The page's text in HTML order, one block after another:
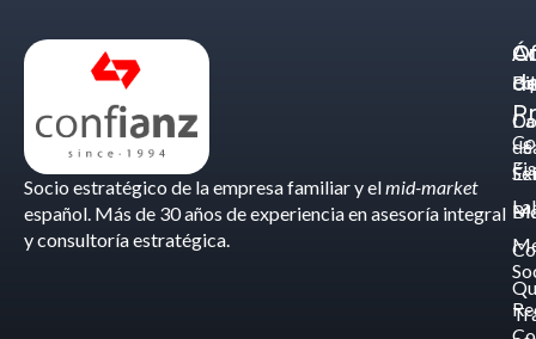
Socio estratégico de la empresa familiar y elmid-market
español. Más de 30 años de experiencia en asesoría integral
y consultoría estratégica.
de
-